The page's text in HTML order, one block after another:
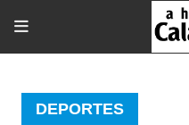
DEPORTES